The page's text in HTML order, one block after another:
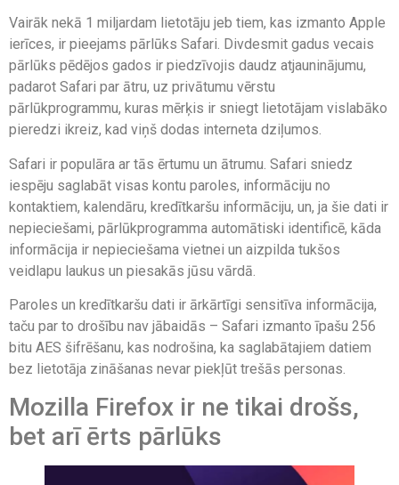
Vairāk nekā 1 miljardam lietotāju jeb tiem, kas izmanto Apple
ierīces, ir pieejams pārlūks Safari. Divdesmit gadus vecais
pārlūks pēdējos gados ir piedzīvojis daudz atjauninājumu,
padarot Safari par ātru, uz privātumu vērstu
pārlūkprogrammu, kuras mērķis ir sniegt lietotājam vislabāko
pieredzi ikreiz, kad viņš dodas interneta dziļumos.
Safari ir populāra ar tās ērtumu un ātrumu. Safari sniedz
iespēju saglabāt visas kontu paroles, informāciju no
kontaktiem, kalendāru, kredītkaršu informāciju, un, ja šie dati ir
nepieciešami, pārlūkprogramma automātiski identificē, kāda
informācija ir nepieciešama vietnei un aizpilda tukšos
veidlapu laukus un piesakās jūsu vārdā.
Paroles un kredītkaršu dati ir ārkārtīgi sensitīva informācija,
taču par to drošību nav jābaidās – Safari izmanto īpašu 256
bitu AES šifrēšanu, kas nodrošina, ka saglabātajiem datiem
bez lietotāja zināšanas nevar piekļūt trešās personas.
Mozilla Firefox ir ne tikai drošs,
bet arī ērts pārlūks